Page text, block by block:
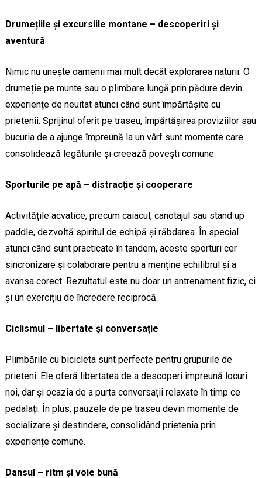
Drumețiile și excursiile montane – descoperiri și
aventură
Nimic nu unește oamenii mai mult decât explorarea naturii. O
drumeție pe munte sau o plimbare lungă prin pădure devin
experiențe de neuitat atunci când sunt împărtășite cu
prietenii. Sprijinul oferit pe traseu, împărtășirea proviziilor sau
bucuria de a ajunge împreună la un vârf sunt momente care
consolidează legăturile și creează povești comune.
Sporturile pe apă – distracție și cooperare
Activitățile acvatice, precum caiacul, canotajul sau stand up
paddle, dezvoltă spiritul de echipă și răbdarea. În special
atunci când sunt practicate în tandem, aceste sporturi cer
sincronizare și colaborare pentru a menține echilibrul și a
avansa corect. Rezultatul este nu doar un antrenament fizic, ci
și un exercițiu de încredere reciprocă.
Ciclismul – libertate și conversație
Plimbările cu bicicleta sunt perfecte pentru grupurile de
prieteni. Ele oferă libertatea de a descoperi împreună locuri
noi, dar și ocazia de a purta conversații relaxate în timp ce
pedalați. În plus, pauzele de pe traseu devin momente de
socializare și destindere, consolidând prietenia prin
experiențe comune.
Dansul – ritm și voie bună